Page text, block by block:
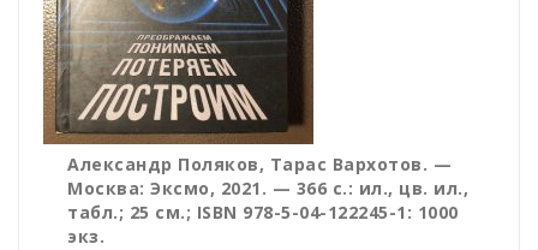
Александр Поляков, Тарас Вархотов. —
Москва: Эксмо, 2021. — 366 с.: ил., цв. ил.,
табл.; 25 см.; ISBN 978-5-04-122245-1: 1000
экз.